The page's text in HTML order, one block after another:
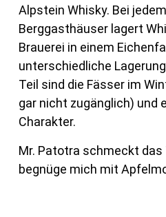
Alpstein Whisky. Bei
Berggasthäuser lagert
Brauerei in einem
unterschiedliche
Teil sind die Fässer im
gar nicht zugänglich) und
Charakter.
Mr. Patotra schmeckt das
begnüge mich mit